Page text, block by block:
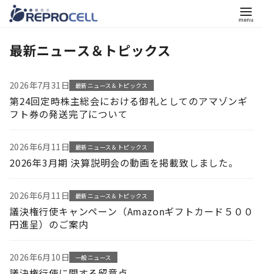
最新ニュース＆トピックス
2026年7月31日 最新ニュース＆トピックス
第24回定時株主総会における御礼としてのアマゾンギ
フト券の発送完了について
2026年6月11日 最新ニュース＆トピックス
2026年3月期 決算説明会の動画を掲載致しました。
2026年6月11日 最新ニュース＆トピックス
議決権行使キャンペーン（Amazonギフトカード５００
円進呈）のご案内
2026年6月10日 一般ニュース